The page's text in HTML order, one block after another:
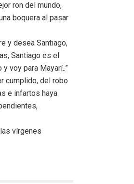
ron del mundo,
boquera al pasar
y desea Santiago,
Santiago es el
voy para Mayarí..”
cumplido, del robo
e infartos haya
vírgenes